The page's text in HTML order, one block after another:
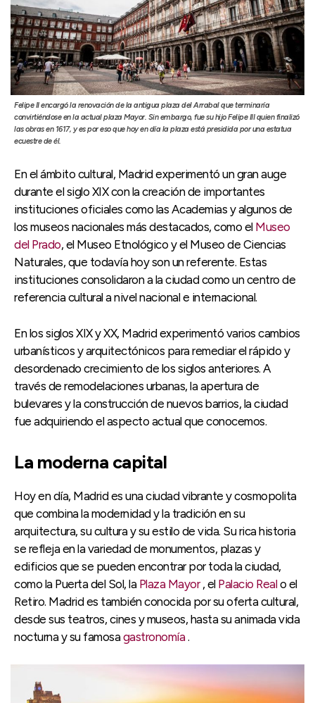
Felipe II encargó la renovación de la antigua plaza del Arrabal que terminaría
convirtiéndose en la actual plaza Mayor. Sin embargo, fue su hijo Felipe III quien finalizó
las obras en 1617, y es por eso que hoy en día la plaza está presidida por una estatua
ecuestre de él.
En el ámbito cultural, Madrid experimentó un gran auge
durante el siglo XIX con la creación de importantes
instituciones oficiales como las Academias y algunos de
los museos nacionales más destacados, como el Museo
del Prado, el Museo Etnológico y el Museo de Ciencias
Naturales, que todavía hoy son un referente. Estas
instituciones consolidaron a la ciudad como un centro de
referencia cultural a nivel nacional e internacional.
En los siglos XIX y XX, Madrid experimentó varios cambios
urbanísticos y arquitectónicos para remediar el rápido y
desordenado crecimiento de los siglos anteriores. A
través de remodelaciones urbanas, la apertura de
bulevares y la construcción de nuevos barrios, la ciudad
fue adquiriendo el aspecto actual que conocemos.
La moderna capital
Hoy en día, Madrid es una ciudad vibrante y cosmopolita
que combina la modernidad y la tradición en su
arquitectura, su cultura y su estilo de vida. Su rica historia
se refleja en la variedad de monumentos, plazas y
edificios que se pueden encontrar por toda la ciudad,
como la Puerta del Sol, la Plaza Mayor, el Palacio Realo el
Retiro. Madrid es también conocida por su oferta cultural,
desde sus teatros, cines y museos, hasta su animada vida
nocturna y su famosagastronomía.